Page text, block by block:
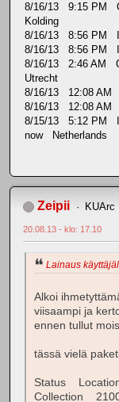
8/16/13 9:15 PM
Kolding
8/16/13 8:56 PM
8/16/13 8:56 PM
8/16/13 2:46 AM
Utrecht
8/16/13 12:08 AM
8/16/13 12:08 AM
8/15/13 5:12 PM
now Netherlands
Zeipii KUArc
20.08.13 - klo: 17.10
Lainaus
Alkoi
viisaampi ja
ennen tullut
tässä vielä
Status
Collection